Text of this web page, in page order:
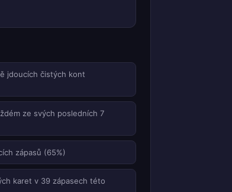
jdoucích čistých kont
ze svých posledních 7
zápasů (65%)
karet v 39 zápasech této